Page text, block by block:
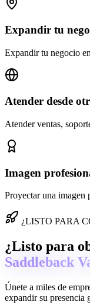
Expandir tu
Expandir tu negocio
Atender desde
Atender ventas,
Imagen
Proyectar una imagen
¿LISTO PARA
¿Listo para
Saddleback
Únete a miles de
expandir su presencia